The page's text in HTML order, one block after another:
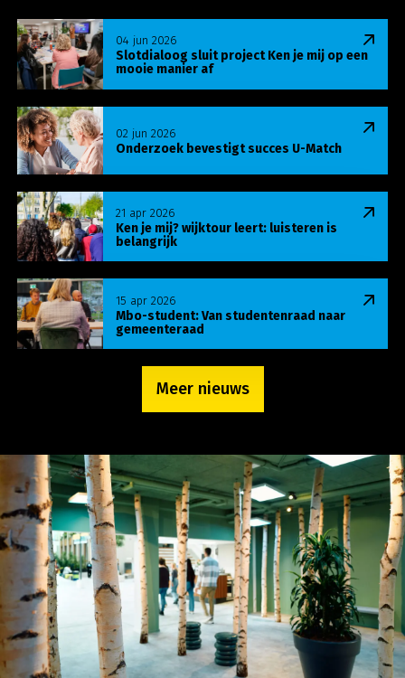
Slotdialoog sluit project Ken je mij op een
mooie manier af
04 jun 2026
Lees meer over Slotdialoog sluit project Ken je
Onderzoek bevestigt succes U-Match
02 jun 2026
Lees meer over Onderzoek bevestigt succes U-
Ken je mij? wijktour leert: luisteren is
belangrijk
21 apr 2026
Lees meer over Ken je mij? wijktour leert:
Mbo-student: Van studentenraad naar
gemeenteraad
15 apr 2026
Lees meer over Mbo-student: Van
Meer nieuws